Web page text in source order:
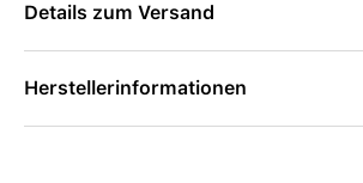
Details zum Versand
Herstellerinformationen